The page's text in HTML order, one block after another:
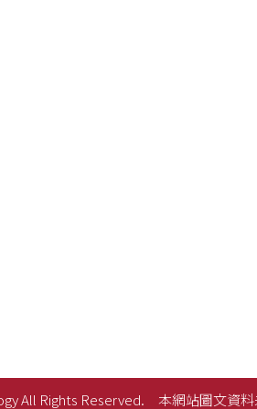
All Rights Reserved. 本網站圖文資